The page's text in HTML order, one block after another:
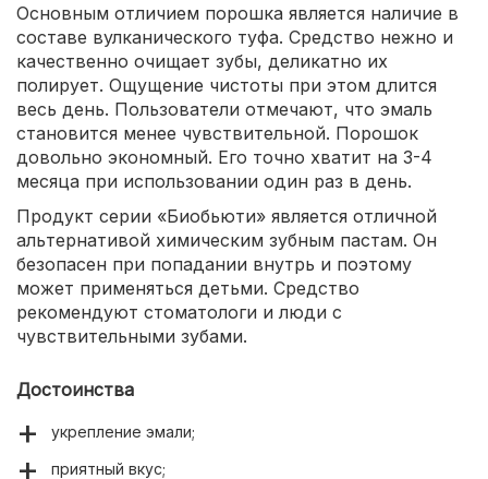
Основным отличием порошка является наличие в
составе вулканического туфа. Средство нежно и
качественно очищает зубы, деликатно их
полирует. Ощущение чистоты при этом длится
весь день. Пользователи отмечают, что эмаль
становится менее чувствительной. Порошок
довольно экономный. Его точно хватит на 3-4
месяца при использовании один раз в день.
Продукт серии «Биобьюти» является отличной
альтернативой химическим зубным пастам. Он
безопасен при попадании внутрь и поэтому
может применяться детьми. Средство
рекомендуют стоматологи и люди с
чувствительными зубами.
Достоинства
укрепление эмали;
приятный вкус;